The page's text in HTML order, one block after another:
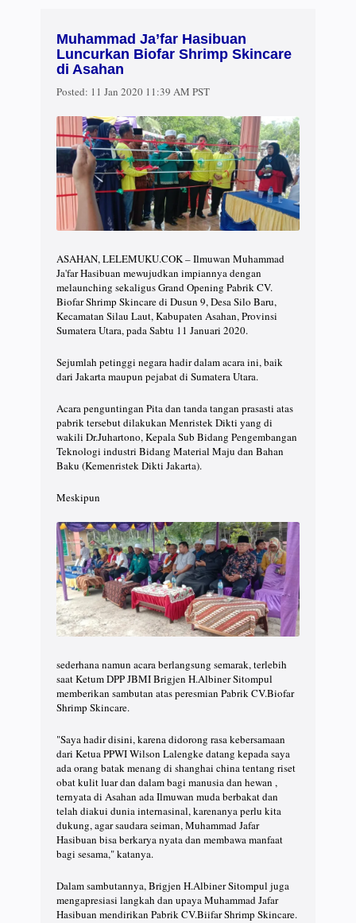
Muhammad Ja’far Hasibuan
Luncurkan Biofar Shrimp Skincare
di Asahan
Posted: 11 Jan 2020 11:39 AM PST
ASAHAN, LELEMUKU.COK – Ilmuwan Muhammad
Ja'far Hasibuan mewujudkan impiannya dengan
melaunching sekaligus Grand Opening Pabrik CV.
Biofar Shrimp Skincare di Dusun 9, Desa Silo Baru,
Kecamatan Silau Laut, Kabupaten Asahan, Provinsi
Sumatera Utara, pada Sabtu 11 Januari 2020.
Sejumlah petinggi negara hadir dalam acara ini, baik
dari Jakarta maupun pejabat di Sumatera Utara.
Acara penguntingan Pita dan tanda tangan prasasti atas
pabrik tersebut dilakukan Menristek Dikti yang di
wakili Dr.Juhartono, Kepala Sub Bidang Pengembangan
Teknologi industri Bidang Material Maju dan Bahan
Baku (Kemenristek Dikti Jakarta).
Meskipun
sederhana namun acara berlangsung semarak, terlebih
saat Ketum DPP JBMI Brigjen H.Albiner Sitompul
memberikan sambutan atas peresmian Pabrik CV.Biofar
Shrimp Skincare.
"Saya hadir disini, karena didorong rasa kebersamaan
dari Ketua PPWI Wilson Lalengke datang kepada saya
ada orang batak menang di shanghai china tentang riset
obat kulit luar dan dalam bagi manusia dan hewan ,
ternyata di Asahan ada Ilmuwan muda berbakat dan
telah diakui dunia internasinal, karenanya perlu kita
dukung, agar saudara seiman, Muhammad Jafar
Hasibuan bisa berkarya nyata dan membawa manfaat
bagi sesama," katanya.
Dalam sambutannya, Brigjen H.Albiner Sitompul juga
mengapresiasi langkah dan upaya Muhammad Jafar
Hasibuan mendirikan Pabrik CV.Biifar Shrimp Skincare.